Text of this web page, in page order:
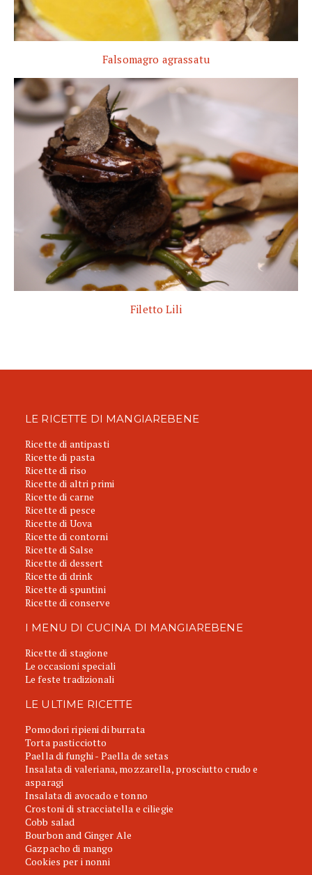
Falsomagro agrassatu
Filetto Lili
LE RICETTE DI MANGIAREBENE
Ricette di antipasti
Ricette di pasta
Ricette di riso
Ricette di altri primi
Ricette di carne
Ricette di pesce
Ricette di Uova
Ricette di contorni
Ricette di Salse
Ricette di dessert
Ricette di drink
Ricette di spuntini
Ricette di conserve
I MENU DI CUCINA DI MANGIAREBENE
Ricette di stagione
Le occasioni speciali
Le feste tradizionali
LE ULTIME RICETTE
Pomodori ripieni di burrata
Torta pasticciotto
Paella di funghi - Paella de setas
Insalata di valeriana, mozzarella, prosciutto crudo e
asparagi
Insalata di avocado e tonno
Crostoni di stracciatella e ciliegie
Cobb salad
Bourbon and Ginger Ale
Gazpacho di mango
Cookies per i nonni